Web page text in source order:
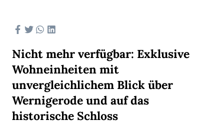
Nicht mehr verfügbar: Exklusive
Wohneinheiten mit
unvergleichlichem Blick über
Wernigerode und auf das
historische Schloss